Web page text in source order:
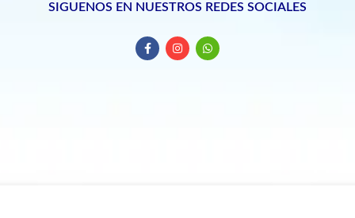
SIGUENOS EN NUESTROS REDES SOCIALES